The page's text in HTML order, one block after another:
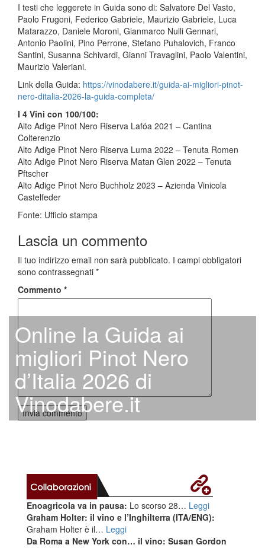
Online la Guida ai
migliori Pinot Nero
d’Italia 2026 di
Vinodabere.it
I testi che leggerete in Guida sono di: Salvatore Del Vasto,
Paolo Frugoni, Federico Gabriele, Maurizio Gabriele, Luca
Matarazzo, Daniele Moroni, Gianmarco Nulli Gennari,
Antonio Paolini, Pino Perrone, Stefano Puhalovich, Franco
Santini, Susanna Schivardi, Gianni Travaglini, Paolo Valentini,
Maurizio Valeriani.
Link della Guida: https://vinodabere.it/guida-ai-migliori-pinot-
nero-ditalia-2026-la-guida-completa/
I 4 Vini con 100/100:
Alto Adige Pinot Nero Riserva Lafóa 2021 – Cantina
Colterenzio
Alto Adige Pinot Nero Riserva Luma 2022 – Tenuta Romen
Alto Adige Pinot Nero Riserva Matan Glen 2022 – Tenuta
Pftscher
Alto Adige Pinot Nero Buchholz 2023 – Azienda Vinicola
Castelfeder
Fonte: Ufficio stampa
Lascia un commento
Il tuo indirizzo email non sarà pubblicato. I campi obbligatori
sono contrassegnati *
Commento *
Enoagricola va in pausa: Lo scorso 28… Leggi
Graham Holter: il vino e l’Inghilterra (ITA/ENG):
Graham Holter è il… Leggi
Da Roma a New York con… il vino: Susan Gordon